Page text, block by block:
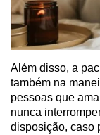
Além disso, a
também na
pessoas que
nunca
disposição, caso